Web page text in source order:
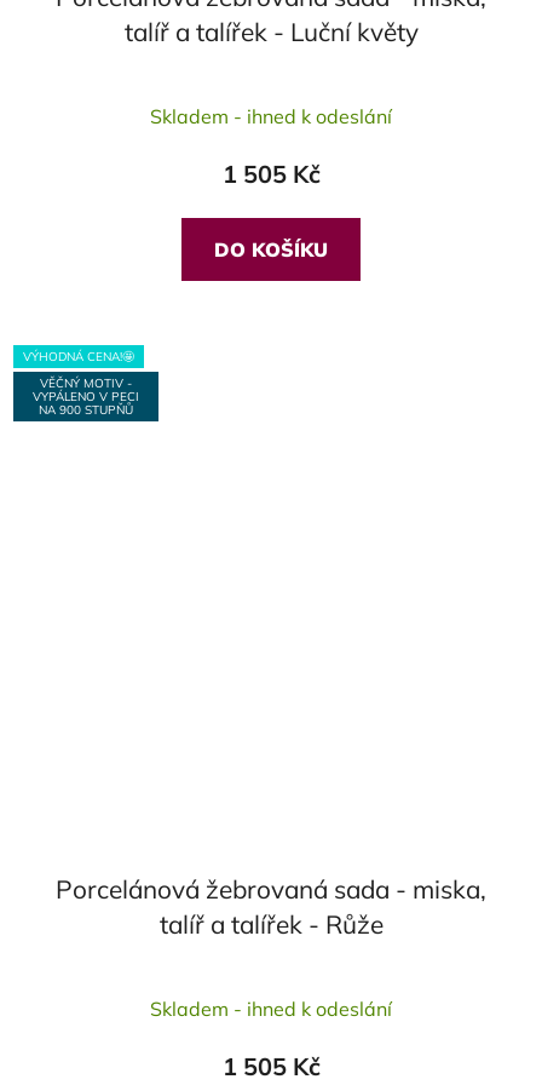
talíř a talířek - Luční květy
hodnocení
je
5,0
z
5
Skladem - ihned k odeslání
1 505 Kč
DO KOŠÍKU
VÝHODNÁ CENA!🤩
VĚČNÝ MOTIV -
VYPÁLENO V PECI
NA 900 STUPŇŮ
Porcelánová žebrovaná sada - miska,
talíř a talířek - Růže
hodnocení
je
Skladem - ihned k odeslání
1 505 Kč